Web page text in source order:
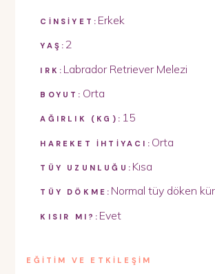
CİNSİYET: Erkek
YAŞ: 2
IRK: Labrador Retriever Melezi
BOYUT: Orta
AĞIRLIK (KG): 15
HAREKET İHTİYACI: Orta
TÜY UZUNLUĞU: Kısa
TÜY DÖKME: Normal tüy döken
KISIR MI?: Evet
EĞİTİM VE ETKİLEŞİM